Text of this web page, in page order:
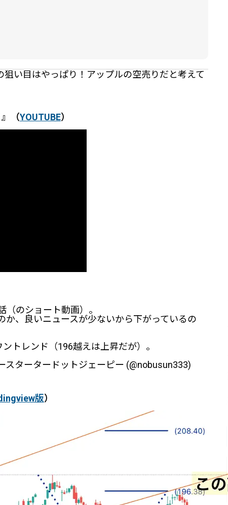
い目はやっぱり！アップルの空売りだと考えて
（YOUTUBE）
のショート動画）。
、良いニュースが少ないから下がっているの
トレンド（196越えは上昇だが）。
タータードットジェーピー (@nobusun333)
版）